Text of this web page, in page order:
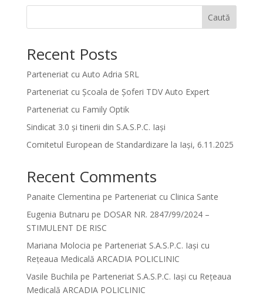
Caută
Recent Posts
Parteneriat cu Auto Adria SRL
Parteneriat cu Școala de Șoferi TDV Auto Expert
Parteneriat cu Family Optik
Sindicat 3.0 și tinerii din S.A.S.P.C. Iași
Comitetul European de Standardizare la Iași, 6.11.2025
Recent Comments
Panaite Clementina pe Parteneriat cu Clinica Sante
Eugenia Butnaru pe DOSAR NR. 2847/99/2024 –
STIMULENT DE RISC
Mariana Molocia pe Parteneriat S.A.S.P.C. Iași cu
Rețeaua Medicală ARCADIA POLICLINIC
Vasile Buchila pe Parteneriat S.A.S.P.C. Iași cu Rețeaua
Medicală ARCADIA POLICLINIC